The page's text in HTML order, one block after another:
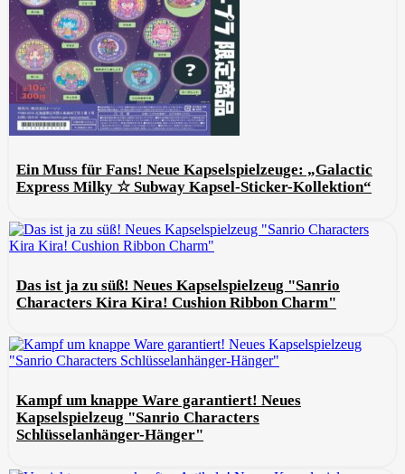
Ein Muss für Fans! Neue Kapselspielzeuge: „Galactic
Express Milky ☆ Subway Kapsel-Sticker-Kollektion“
Das ist ja zu süß! Neues Kapselspielzeug "Sanrio
Characters Kira Kira! Cushion Ribbon Charm"
Kampf um knappe Ware garantiert! Neues
Kapselspielzeug "Sanrio Characters
Schlüsselanhänger-Hänger"